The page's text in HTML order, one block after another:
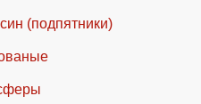
(подпятники)